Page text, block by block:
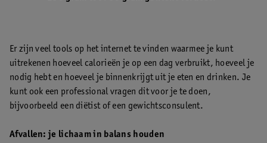
Er zijn veel tools op het internet te vinden waarmee je kunt
uitrekenen hoeveel calorieën je op een dag verbruikt, hoeveel je
nodig hebt en hoeveel je binnenkrijgt uit je eten en drinken. Je
kunt ook een professional vragen dit voor je te doen,
bijvoorbeeld een diëtist of een gewichtsconsulent.
Afvallen: je lichaam in balans houden